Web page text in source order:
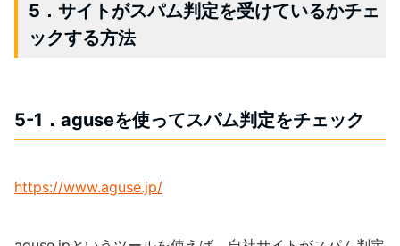
5．サイトがスパム判定を受けているかチェ
ックする方法
5-1．aguseを使ってスパム判定をチェック
https://www.aguse.jp/